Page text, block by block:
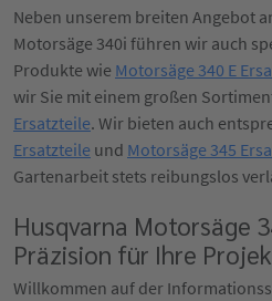
Neben unserem breiten Angebot
Motorsäge 340i führen wir auch
Produkte wie Motorsäge 340 E
wir Sie mit einem großen
Ersatzteile. Wir bieten auch
Ersatzteile und Motorsäge 345
Gartenarbeit stets reibungslos
Husqvarna Motorsäge
Präzision für Ihre
Willkommen auf der